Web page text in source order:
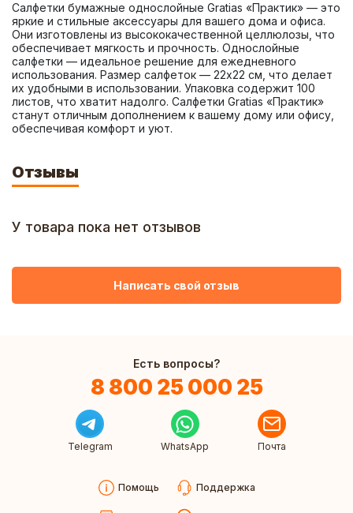
Салфетки бумажные однослойные Gratias «Практик» — это
яркие и стильные аксессуары для вашего дома и офиса.
Они изготовлены из высококачественной целлюлозы, что
обеспечивает мягкость и прочность. Однослойные
салфетки — идеальное решение для ежедневного
использования. Размер салфеток — 22х22 см, что делает
их удобными в использовании. Упаковка содержит 100
листов, что хватит надолго. Салфетки Gratias «Практик»
станут отличным дополнением к вашему дому или офису,
обеспечивая комфорт и уют.
Отзывы
У товара пока нет отзывов
Написать свой отзыв
Есть вопросы?
8 800 25 000 25
Telegram WhatsApp Почта
Помощь Поддержка